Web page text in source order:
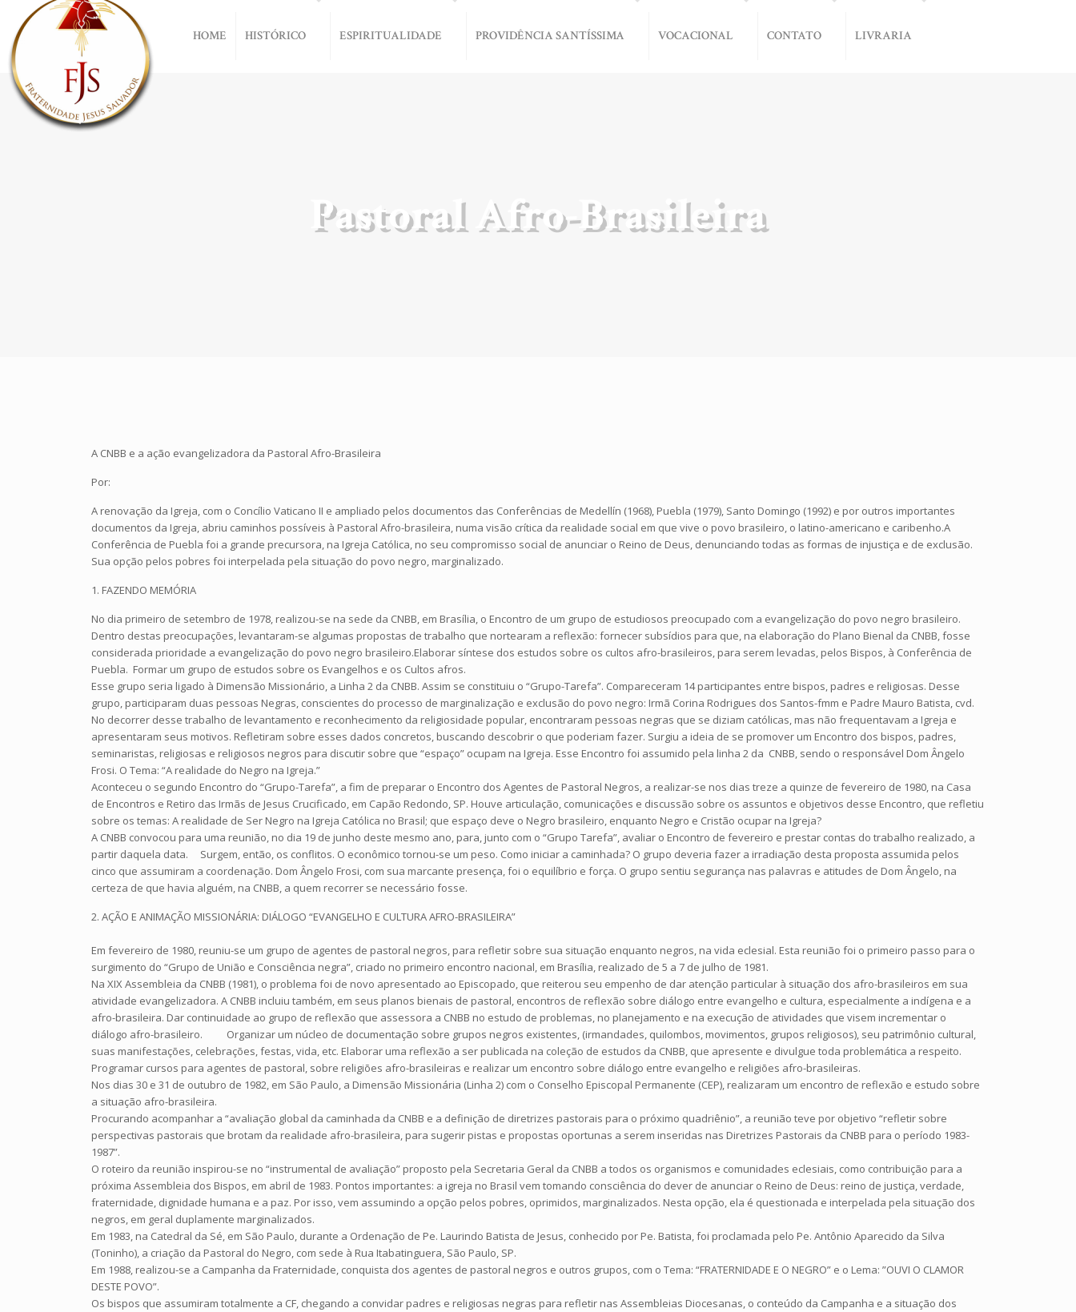
HOME HISTÓRICO ESPIRITUALIDADE PROVIDÊNCIA SANTÍSSIMA VOCACIONAL CONTATO LIVRARIA
Pastoral Afro-Brasileira
A CNBB e a ação evangelizadora da Pastoral Afro-Brasileira
Por:
A renovação da Igreja, com o Concílio Vaticano II e ampliado pelos documentos das Conferências de Medellín (1968), Puebla (1979), Santo Domingo (1992) e por outros importantes
documentos da Igreja, abriu caminhos possíveis à Pastoral Afro-brasileira, numa visão crítica da realidade social em que vive o povo brasileiro, o latino-americano e caribenho.A
Conferência de Puebla foi a grande precursora, na Igreja Católica, no seu compromisso social de anunciar o Reino de Deus, denunciando todas as formas de injustiça e de exclusão.
Sua opção pelos pobres foi interpelada pela situação do povo negro, marginalizado.
1. FAZENDO MEMÓRIA
No dia primeiro de setembro de 1978, realizou-se na sede da CNBB, em Brasília, o Encontro de um grupo de estudiosos preocupado com a evangelização do povo negro brasileiro.
Dentro destas preocupações, levantaram-se algumas propostas de trabalho que nortearam a reflexão: fornecer subsídios para que, na elaboração do Plano Bienal da CNBB, fosse
considerada prioridade a evangelização do povo negro brasileiro.Elaborar síntese dos estudos sobre os cultos afro-brasileiros, para serem levadas, pelos Bispos, à Conferência de
Puebla. Formar um grupo de estudos sobre os Evangelhos e os Cultos afros.
Esse grupo seria ligado à Dimensão Missionário, a Linha 2 da CNBB. Assim se constituiu o “Grupo-Tarefa”. Compareceram 14 participantes entre bispos, padres e religiosas. Desse
grupo, participaram duas pessoas Negras, conscientes do processo de marginalização e exclusão do povo negro: Irmã Corina Rodrigues dos Santos-fmm e Padre Mauro Batista, cvd.
No decorrer desse trabalho de levantamento e reconhecimento da religiosidade popular, encontraram pessoas negras que se diziam católicas, mas não frequentavam a Igreja e
apresentaram seus motivos. Refletiram sobre esses dados concretos, buscando descobrir o que poderiam fazer. Surgiu a ideia de se promover um Encontro dos bispos, padres,
seminaristas, religiosas e religiosos negros para discutir sobre que “espaço” ocupam na Igreja. Esse Encontro foi assumido pela linha 2 da CNBB, sendo o responsável Dom Ângelo
Frosi. O Tema: “A realidade do Negro na Igreja.”
Aconteceu o segundo Encontro do “Grupo-Tarefa”, a fim de preparar o Encontro dos Agentes de Pastoral Negros, a realizar-se nos dias treze a quinze de fevereiro de 1980, na Casa
de Encontros e Retiro das Irmãs de Jesus Crucificado, em Capão Redondo, SP. Houve articulação, comunicações e discussão sobre os assuntos e objetivos desse Encontro, que refletiu
sobre os temas: A realidade de Ser Negro na Igreja Católica no Brasil; que espaço deve o Negro brasileiro, enquanto Negro e Cristão ocupar na Igreja?
A CNBB convocou para uma reunião, no dia 19 de junho deste mesmo ano, para, junto com o “Grupo Tarefa”, avaliar o Encontro de fevereiro e prestar contas do trabalho realizado, a
partir daquela data. Surgem, então, os conflitos. O econômico tornou-se um peso. Como iniciar a caminhada? O grupo deveria fazer a irradiação desta proposta assumida pelos
cinco que assumiram a coordenação. Dom Ângelo Frosi, com sua marcante presença, foi o equilíbrio e força. O grupo sentiu segurança nas palavras e atitudes de Dom Ângelo, na
certeza de que havia alguém, na CNBB, a quem recorrer se necessário fosse.
2. AÇÃO E ANIMAÇÃO MISSIONÁRIA: DIÁLOGO “EVANGELHO E CULTURA AFRO-BRASILEIRA”
Em fevereiro de 1980, reuniu-se um grupo de agentes de pastoral negros, para refletir sobre sua situação enquanto negros, na vida eclesial. Esta reunião foi o primeiro passo para o
surgimento do “Grupo de União e Consciência negra”, criado no primeiro encontro nacional, em Brasília, realizado de 5 a 7 de julho de 1981.
Na XIX Assembleia da CNBB (1981), o problema foi de novo apresentado ao Episcopado, que reiterou seu empenho de dar atenção particular à situação dos afro-brasileiros em sua
atividade evangelizadora. A CNBB incluiu também, em seus planos bienais de pastoral, encontros de reflexão sobre diálogo entre evangelho e cultura, especialmente a indígena e a
afro-brasileira. Dar continuidade ao grupo de reflexão que assessora a CNBB no estudo de problemas, no planejamento e na execução de atividades que visem incrementar o
diálogo afro-brasileiro. Organizar um núcleo de documentação sobre grupos negros existentes, (irmandades, quilombos, movimentos, grupos religiosos), seu patrimônio cultural,
suas manifestações, celebrações, festas, vida, etc. Elaborar uma reflexão a ser publicada na coleção de estudos da CNBB, que apresente e divulgue toda problemática a respeito.
Programar cursos para agentes de pastoral, sobre religiões afro-brasileiras e realizar um encontro sobre diálogo entre evangelho e religiões afro-brasileiras.
Nos dias 30 e 31 de outubro de 1982, em São Paulo, a Dimensão Missionária (Linha 2) com o Conselho Episcopal Permanente (CEP), realizaram um encontro de reflexão e estudo sobre
a situação afro-brasileira.
Procurando acompanhar a “avaliação global da caminhada da CNBB e a definição de diretrizes pastorais para o próximo quadriênio”, a reunião teve por objetivo “refletir sobre
perspectivas pastorais que brotam da realidade afro-brasileira, para sugerir pistas e propostas oportunas a serem inseridas nas Diretrizes Pastorais da CNBB para o período 1983-
1987”.
O roteiro da reunião inspirou-se no “instrumental de avaliação” proposto pela Secretaria Geral da CNBB a todos os organismos e comunidades eclesiais, como contribuição para a
próxima Assembleia dos Bispos, em abril de 1983. Pontos importantes: a igreja no Brasil vem tomando consciência do dever de anunciar o Reino de Deus: reino de justiça, verdade,
fraternidade, dignidade humana e a paz. Por isso, vem assumindo a opção pelos pobres, oprimidos, marginalizados. Nesta opção, ela é questionada e interpelada pela situação dos
negros, em geral duplamente marginalizados.
Em 1983, na Catedral da Sé, em São Paulo, durante a Ordenação de Pe. Laurindo Batista de Jesus, conhecido por Pe. Batista, foi proclamada pelo Pe. Antônio Aparecido da Silva
(Toninho), a criação da Pastoral do Negro, com sede à Rua Itabatinguera, São Paulo, SP.
Em 1988, realizou-se a Campanha da Fraternidade, conquista dos agentes de pastoral negros e outros grupos, com o Tema: “FRATERNIDADE E O NEGRO” e o Lema: ”OUVI O CLAMOR
DESTE POVO”.
Os bispos que assumiram totalmente a CF, chegando a convidar padres e religiosas negras para refletir nas Assembleias Diocesanas, o conteúdo da Campanha e a situação dos